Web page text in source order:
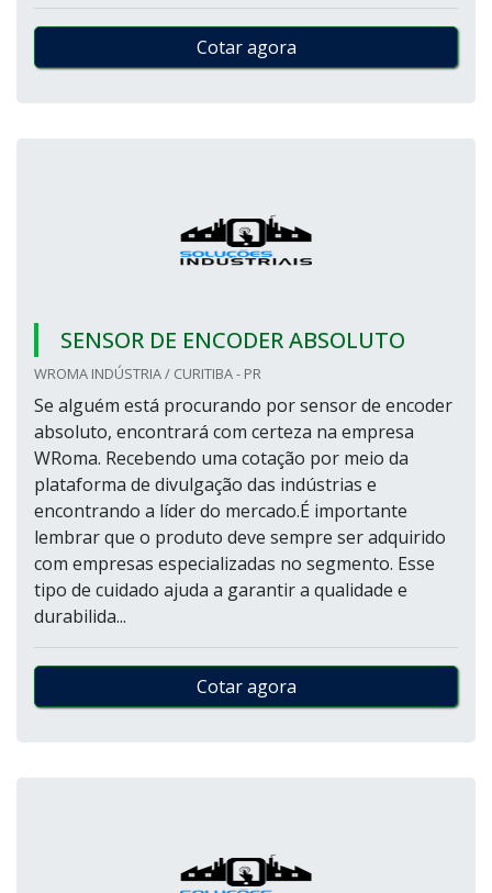
Cotar agora
SENSOR DE ENCODER ABSOLUTO
WROMA INDÚSTRIA / CURITIBA - PR
Se alguém está procurando por sensor de encoder
absoluto, encontrará com certeza na empresa
WRoma. Recebendo uma cotação por meio da
plataforma de divulgação das indústrias e
encontrando a líder do mercado.É importante
lembrar que o produto deve sempre ser adquirido
com empresas especializadas no segmento. Esse
tipo de cuidado ajuda a garantir a qualidade e
durabilida...
Cotar agora